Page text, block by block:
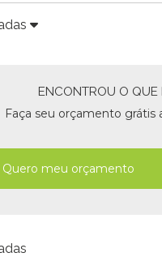
ENCONTROU O QUE
Faça seu orçamento grátis
Quero meu orçamento